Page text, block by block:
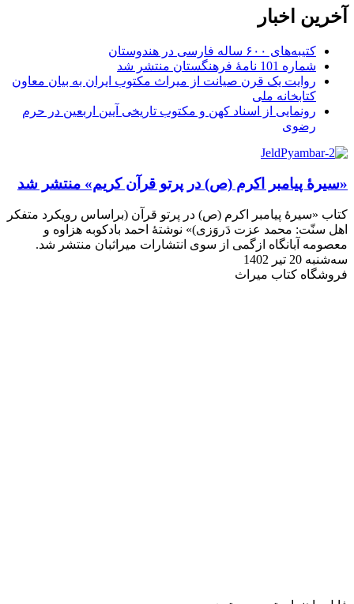
آخرین اخبار
کتیبه‌های ۶۰۰ ساله فارسی در هندوستان
شماره 101 نامۀ فرهنگستان منتشر شد
روایت یک قرن صیانت از میراث مکتوب ایران به بیان معاون
کتابخانه ملی
رونمایی از اسناد کهن و مکتوب تاریخی آیین اربعین در حرم
رضوی
«سیرۀ پیامبر اکرم (ص) در پرتو قرآن کریم» منتشر شد
کتاب «سیرۀ پیامبر اکرم (ص) در پرتو قرآن (براساس رویکرد متفکر
اهل سنّت: محمد عزت دَروَزی)» نوشتۀ احمد بادکوبه هزاوه و
معصومه آبانگاه ازگمی از سوی انتشارات میراثبان منتشر شد.
سه‌شنبه 20 تیر 1402
فروشگاه کتاب میراث